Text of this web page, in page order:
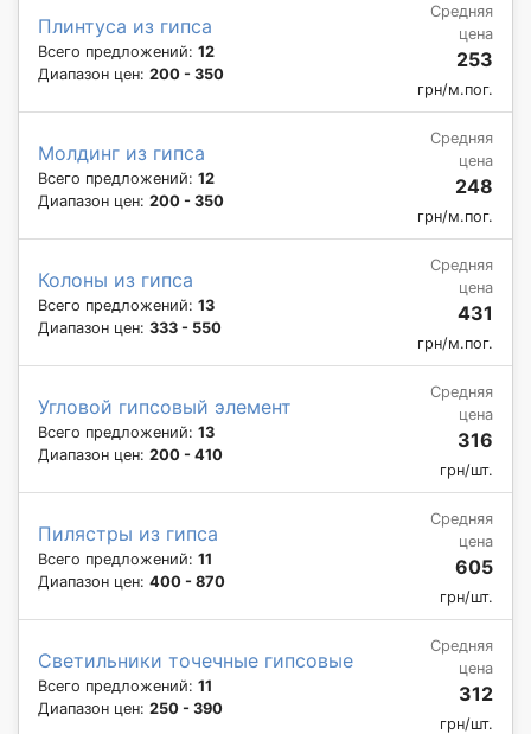
Плинтуса из гипса
Всего предложений: 12
Диапазон цен: 200 - 350
Средняя
цена
253
грн/м.пог.
Молдинг из гипса
Всего предложений: 12
Диапазон цен: 200 - 350
Средняя
цена
248
грн/м.пог.
Колоны из гипса
Всего предложений: 13
Диапазон цен: 333 - 550
Средняя
цена
431
грн/м.пог.
Угловой гипсовый элемент
Всего предложений: 13
Диапазон цен: 200 - 410
Средняя
цена
316
грн/шт.
Пилястры из гипса
Всего предложений: 11
Диапазон цен: 400 - 870
Средняя
цена
605
грн/шт.
Светильники точечные гипсовые
Всего предложений: 11
Диапазон цен: 250 - 390
Средняя
цена
312
грн/шт.